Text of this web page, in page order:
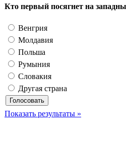
Кто первый посягнет на
Венгрия
Молдавия
Польша
Румыния
Словакия
Другая страна
Показать результаты »